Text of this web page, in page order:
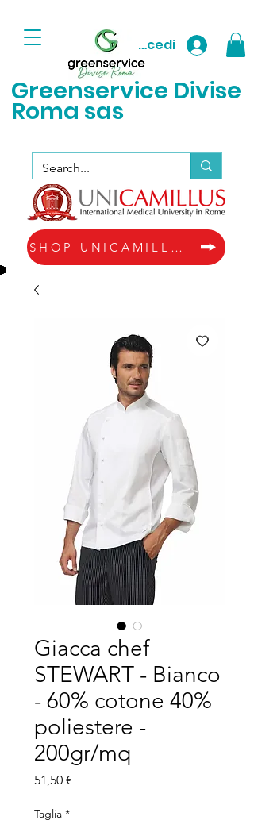
Greenservice Divise
Roma sas
Accedi
SHOP UNICAMILLUS
Giacca chef
STEWART - Bianco
- 60% cotone 40%
poliestere -
200gr/mq
51,50 €
Taglia *